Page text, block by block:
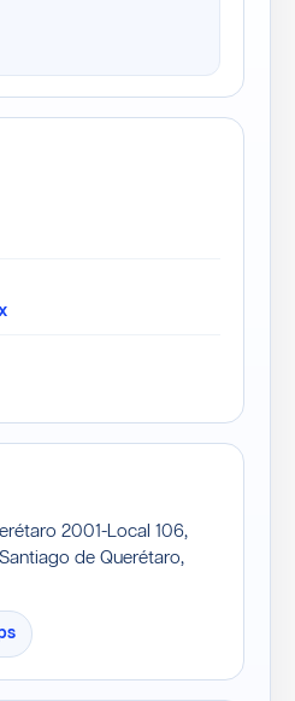
2001-Local 106,
de Querétaro,